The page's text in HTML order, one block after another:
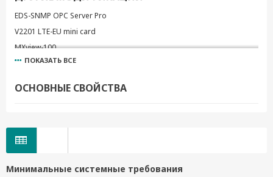
EDS-SNMP OPC Server Pro
V2201 LTE-EU mini card
MXview-100
M-1801
MXview-50
MXview-500
CBL-M25F25-2M-10C
PWR-12050-WPEU-S2
ПОКАЗАТЬ ВСЕ
ОСНОВНЫЕ СВОЙСТВА
Минимальные системные требования